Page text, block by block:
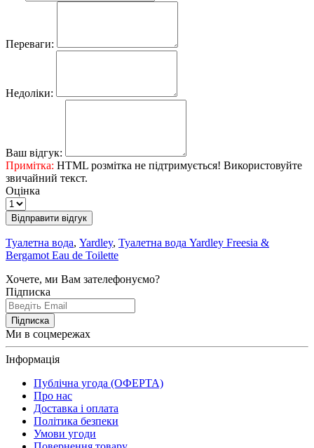
Переваги:
Недоліки:
Ваш відгук:
Примітка: HTML розмітка не підтримується! Використовуйте
звичайний текст.
Оцінка
Відправити відгук
Туалетна вода, Yardley, Туалетна вода Yardley Freesia &
Bergamot Eau de Toilette
Хочете, ми Вам зателефонуємо?
Підписка
Підписка
Ми в соцмережах
Інформація
Публічна угода (ОФЕРТА)
Про нас
Доставка і оплата
Політика безпеки
Умови угоди